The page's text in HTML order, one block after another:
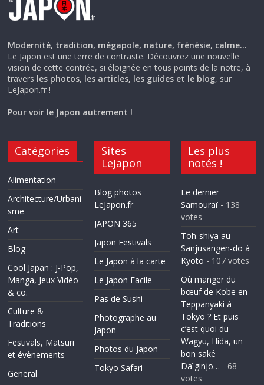
Modernité, tradition, mégapole, nature, frénésie, calme…
Le Japon est une terre de contraste. Découvrez une nouvelle
vision de cette contrée, si éloignée en tous points de la notre, à
travers les photos, les articles, les guides et le blog, sur
LeJapon.fr !
Pour voir le Japon autrement !
Catégories
Alimentation
Architecture/Urbani
sme
Art
Blog
Cool Japan : J-Pop,
Manga, Jeux Vidéo
& co.
Culture &
Traditions
Festivals, Matsuri
et évènements
General
Sites
LeJapon
Blog photos
LeJapon.fr
JAPON 365
Japon Festivals
Le Japon à la carte
Le Japon Facile
Pas de Sushi
Photographe au
Japon
Photos du Japon
Tokyo Safari
Les plus
notés !
Le dernier
Samouraï- 138
votes
Toh-shiya au
Sanjusangen-do à
Kyoto - 107 votes
Où manger du
bœuf de Kobe en
Teppanyaki à
Tokyo ? Et puis
c’est quoi du
Wagyu, Hida, un
bon saké
Daïginjo… - 68
votes